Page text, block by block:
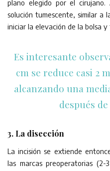
plano elegido por el
solución tumescente, similar a
iniciar la elevación de la bolsa
Es interesante
cm se reduce casi 2
alcanzando una
después
3. La disección
La incisión se extiende
las marcas preoperatorias